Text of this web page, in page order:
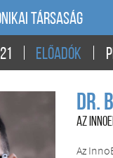
TÁRSASÁG
ELŐADÓK
Dr.
AZ
Az